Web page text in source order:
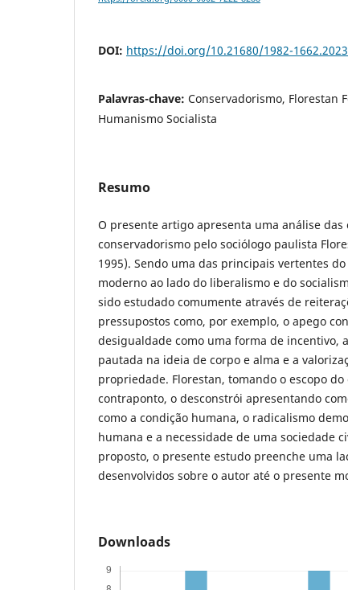
DOI: https://doi.org/10.21680/1982-
Palavras-chave: Conservadorismo, Florestan
Humanismo Socialista
Resumo
O presente artigo apresenta uma análise das
conservadorismo pelo sociólogo paulista
1995). Sendo uma das principais vertentes
moderno ao lado do liberalismo e do
sido estudado comumente através de
pressupostos como, por exemplo, o apego
desigualdade como uma forma de incentivo,
pautada na ideia de corpo e alma e a
propriedade. Florestan, tomando o escopo
contraponto, o desconstrói apresentando
como a condição humana, o radicalismo
humana e a necessidade de uma sociedade
proposto, o presente estudo preenche uma
desenvolvidos sobre o autor até o presente
Downloads